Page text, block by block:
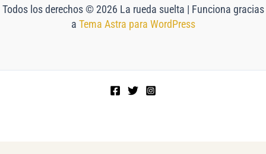
Todos los derechos © 2026 La rueda suelta | Funciona gracias
a Tema Astra para WordPress